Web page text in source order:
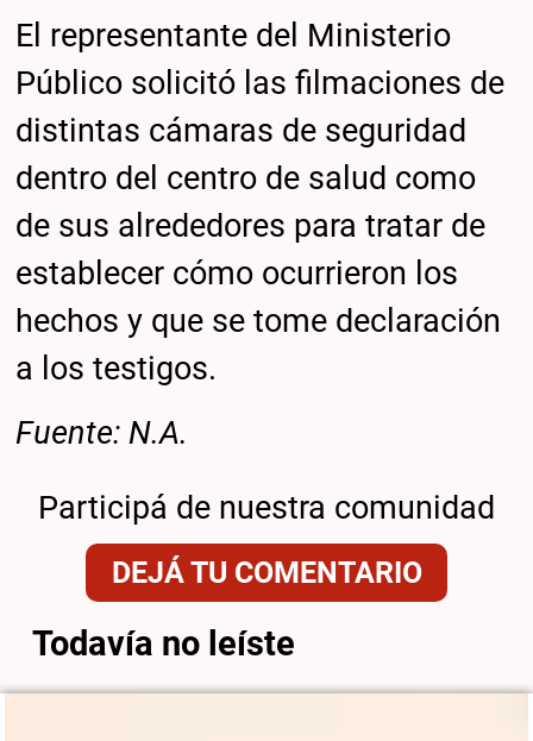
El representante del Ministerio
Público solicitó las filmaciones de
distintas cámaras de seguridad
dentro del centro de salud como
de sus alrededores para tratar de
establecer cómo ocurrieron los
hechos y que se tome declaración
a los testigos.
Fuente: N.A.
Participá de nuestra comunidad
DEJÁ TU COMENTARIO
Todavía no leíste